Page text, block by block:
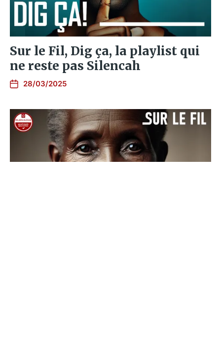
Sur le Fil, Dig ça, la playlist qui
ne reste pas Silencah
28/03/2025